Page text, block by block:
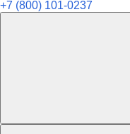
+7 (800) 101-0237